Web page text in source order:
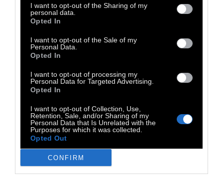
I want to opt-out of the Sharing of my
personal data.
Opted In
I want to opt-out of the Sale of my
Personal Data.
Opted In
I want to opt-out of processing my
Personal Data for Targeted Advertising.
Opted In
I want to opt-out of Collection, Use,
Retention, Sale, and/or Sharing of my
Personal Data that Is Unrelated with the
Purposes for which it was collected.
Opted Out
CONFIRM
Είμαστε όλοι μας αστρόσκονη. Και κάποια
μέρα θα ξαναγυρίσουμε στα άστρα. Κάποια
μέρα θα υπάρξουν άλλοι κόσμοι, γεμάτοι με
άλλα όντα, αστράνθρωποι σαν εμάς, που θα
άλλου, πεθαμένου άστρου.
Ενός άστρου που σήμερα το λέμε Ήλιο.
Διονύσης Σιμόπουλος – Είμαστε αστρόσκονη,
εκδ. Μεταίχμιο. Ο Διονύσης Σιμόπουλος (8
Μαρτίου 1943 – 7 Αυγούστου 2022) ήταν
επίτιμος διευθυντής του Ευγενιδείου